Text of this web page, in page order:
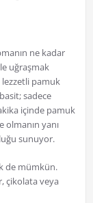
ne kadar
uğraşmak
lezzetli pamuk
sadece
içinde pamuk
olmanın yanı
sunuyor.
de mümkün.
çikolata veya